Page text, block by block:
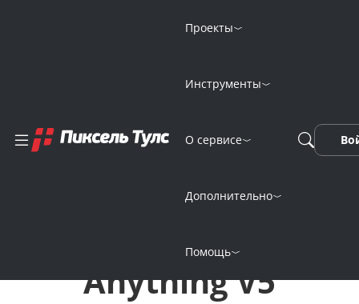
Проекты
Инструменты
О сервисе
Дополнительно
Помощь
изображений
онлайн
нейросетью
Anything V5